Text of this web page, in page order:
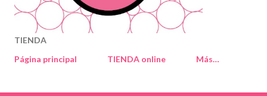
TIENDA
Página principal
TIENDA online Más…